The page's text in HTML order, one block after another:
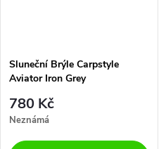
Sluneční Brýle Carpstyle
Aviator Iron Grey
780 Kč
Neznámá